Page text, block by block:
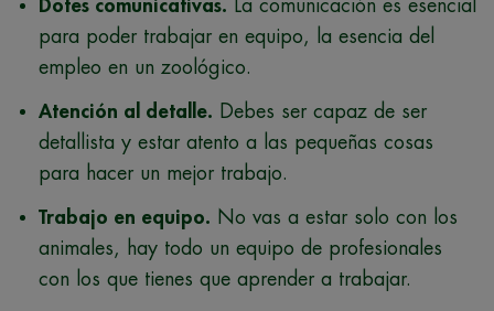
Dotes comunicativas. La comunicación es esencial
para poder trabajar en equipo, la esencia del
empleo en un zoológico.
Atención al detalle. Debes ser capaz de ser
detallista y estar atento a las pequeñas cosas
para hacer un mejor trabajo.
Trabajo en equipo. No vas a estar solo con los
animales, hay todo un equipo de profesionales
con los que tienes que aprender a trabajar.